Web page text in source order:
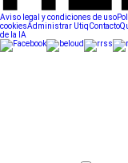
Aviso legal y condiciones de uso
cookiesAdministrar UtiqContacto
de la IA